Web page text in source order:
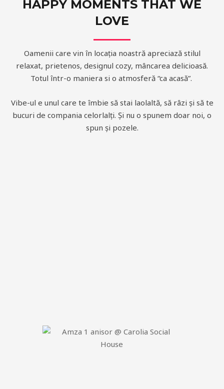
HAPPY MOMENTS THAT WE
LOVE
Oamenii care vin în locația noastră apreciază stilul
relaxat, prietenos, designul cozy, mâncarea delicioasă.
Totul într-o maniera si o atmosferă “ca acasă”.
Vibe-ul e unul care te îmbie să stai laolaltă, să râzi și să te
bucuri de compania celorlalți. Și nu o spunem doar noi, o
spun și pozele.